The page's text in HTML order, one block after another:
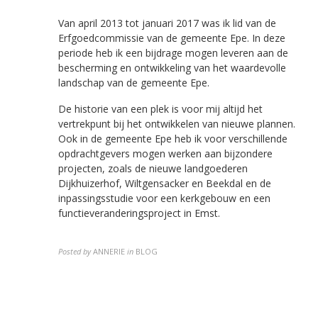
Van april 2013 tot januari 2017 was ik lid van de
Erfgoedcommissie van de gemeente Epe. In deze
periode heb ik een bijdrage mogen leveren aan de
bescherming en ontwikkeling van het waardevolle
landschap van de gemeente Epe.
De historie van een plek is voor mij altijd het
vertrekpunt bij het ontwikkelen van nieuwe plannen.
Ook in de gemeente Epe heb ik voor verschillende
opdrachtgevers mogen werken aan bijzondere
projecten, zoals de nieuwe landgoederen
Dijkhuizerhof, Wiltgensacker en Beekdal en de
inpassingsstudie voor een kerkgebouw en een
functieveranderingsproject in Emst.
Posted by ANNERIE in BLOG